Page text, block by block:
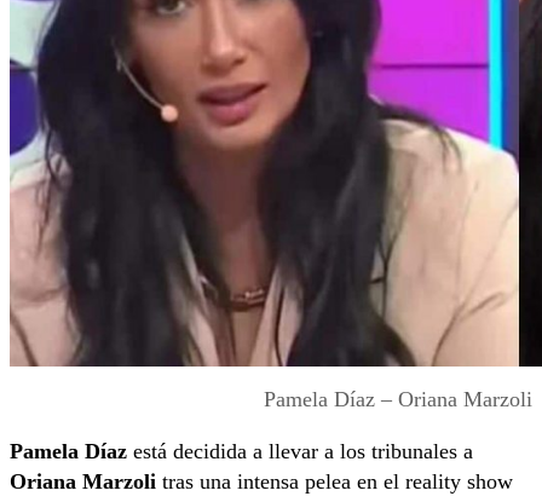
Pamela Díaz – Oriana Marzoli
Pamela Díaz está decidida a llevar a los tribunales a
Oriana Marzoli tras una intensa pelea en el reality show